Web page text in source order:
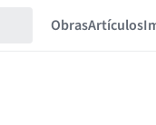
ObrasArtículos